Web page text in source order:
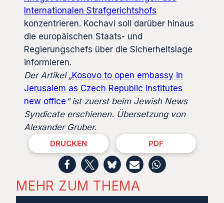
Internationalen Strafgerichtshofs
konzentrieren. Kochavi soll darüber hinaus
die europäischen Staats- und
Regierungschefs über die Sicherheitslage
informieren.
Der Artikel „Kosovo to open embassy in
Jerusalem as Czech Republic institutes
new office “ ist zuerst beim Jewish News
Syndicate erschienen. Übersetzung von
Alexander Gruber.
DRUCKEN PDF
MEHR ZUM THEMA